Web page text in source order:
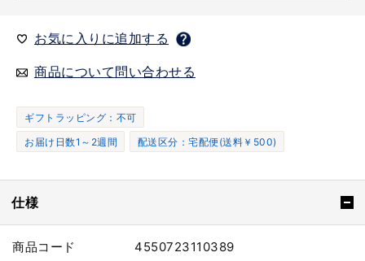
お気に入りに追加する
商品について問い合わせる
ギフトラッピング：不可
お届け日数1～2週間
配送区分：宅配便(送料￥500)
仕様
商品コード
4550723110389